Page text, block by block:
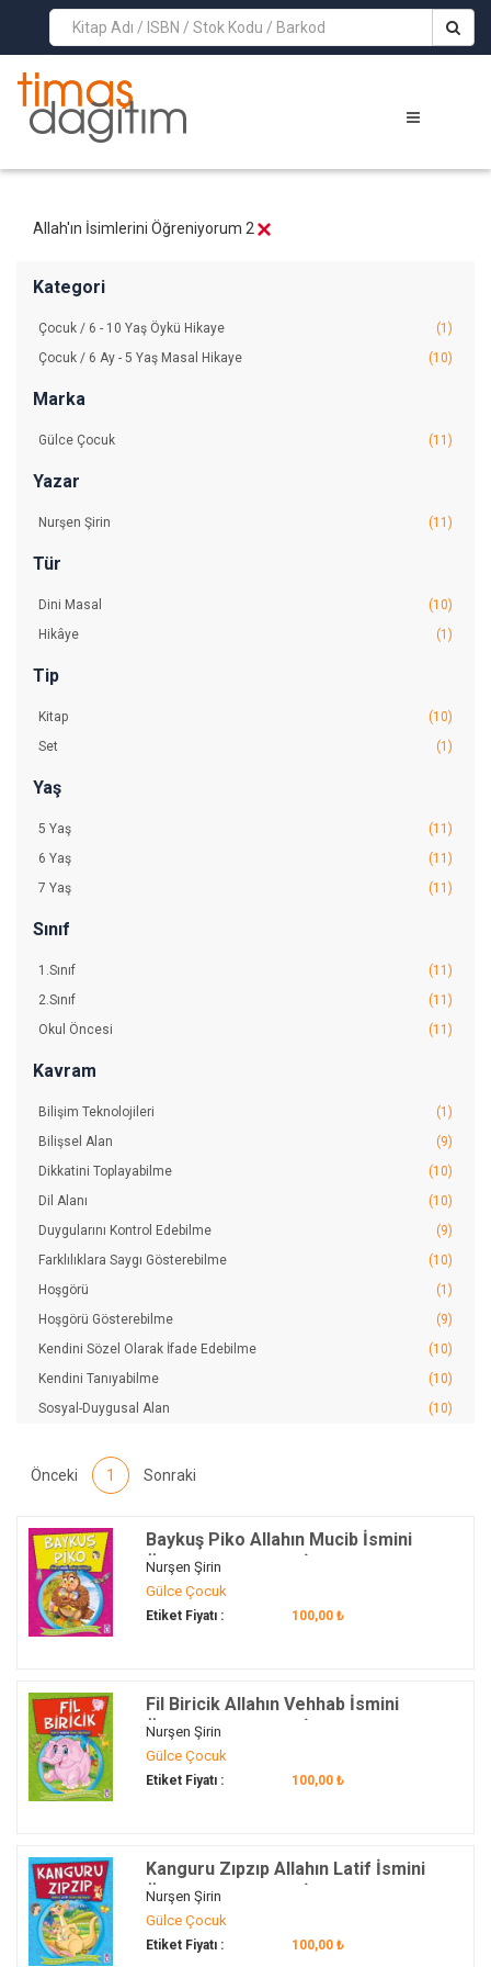
>
Allah'ın İsimlerini Öğreniyorum 2
Kategori
Çocuk / 6 - 10 Yaş Öykü Hikaye
(1)
Çocuk / 6 Ay - 5 Yaş Masal Hikaye
(10)
Marka
Gülce Çocuk (11)
Yazar
Nurşen Şirin (11)
Tür
Dini Masal
(10)
Hikâye
(1)
Tip
Kitap
(10)
Set
(1)
Yaş
5 Yaş
(11)
6 Yaş
(11)
7 Yaş
(11)
Sınıf
1.Sınıf
(11)
2.Sınıf
(11)
Okul Öncesi
(11)
Kavram
Bilişim Teknolojileri
(1)
Bilişsel Alan
(9)
Dikkatini Toplayabilme
(10)
Dil Alanı
(10)
Duygularını Kontrol Edebilme
(9)
Farklılıklara Saygı Gösterebilme
(10)
Hoşgörü
(1)
Hoşgörü Gösterebilme
(9)
Kendini Sözel Olarak İfade Edebilme
(10)
Kendini Tanıyabilme
(10)
Sosyal-Duygusal Alan
(10)
Önceki 1 Sonraki
Baykuş Piko Allahın Mucib İsmini
Öğreniyor - Allahın İsimlerini
Öğreniyorum 2
Nurşen Şirin
Gülce Çocuk
Etiket Fiyatı : 100,00 ₺
Fil Biricik Allahın Vehhab İsmini
Öğreniyor - Allahın İsimlerini
Öğreniyorum 2
Nurşen Şirin
Gülce Çocuk
Etiket Fiyatı : 100,00 ₺
Kanguru Zıpzıp Allahın Latif İsmini
Öğreniyor - Allahın İsimlerini
Öğreniyorum 2
Nurşen Şirin
Gülce Çocuk
Etiket Fiyatı : 100,00 ₺